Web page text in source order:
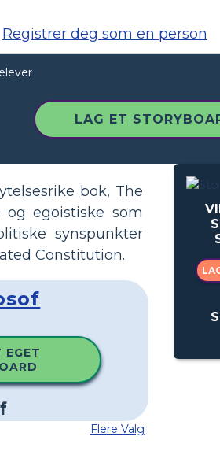
Registrer deg som en person
LAG ET
bok, The
egoistiske som
synspunkter
Constitution.
EGET
Flere Valg